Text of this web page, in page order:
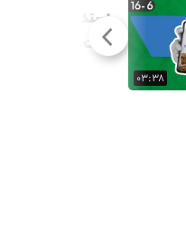
۰۳:۳۸
والت به چه صورت